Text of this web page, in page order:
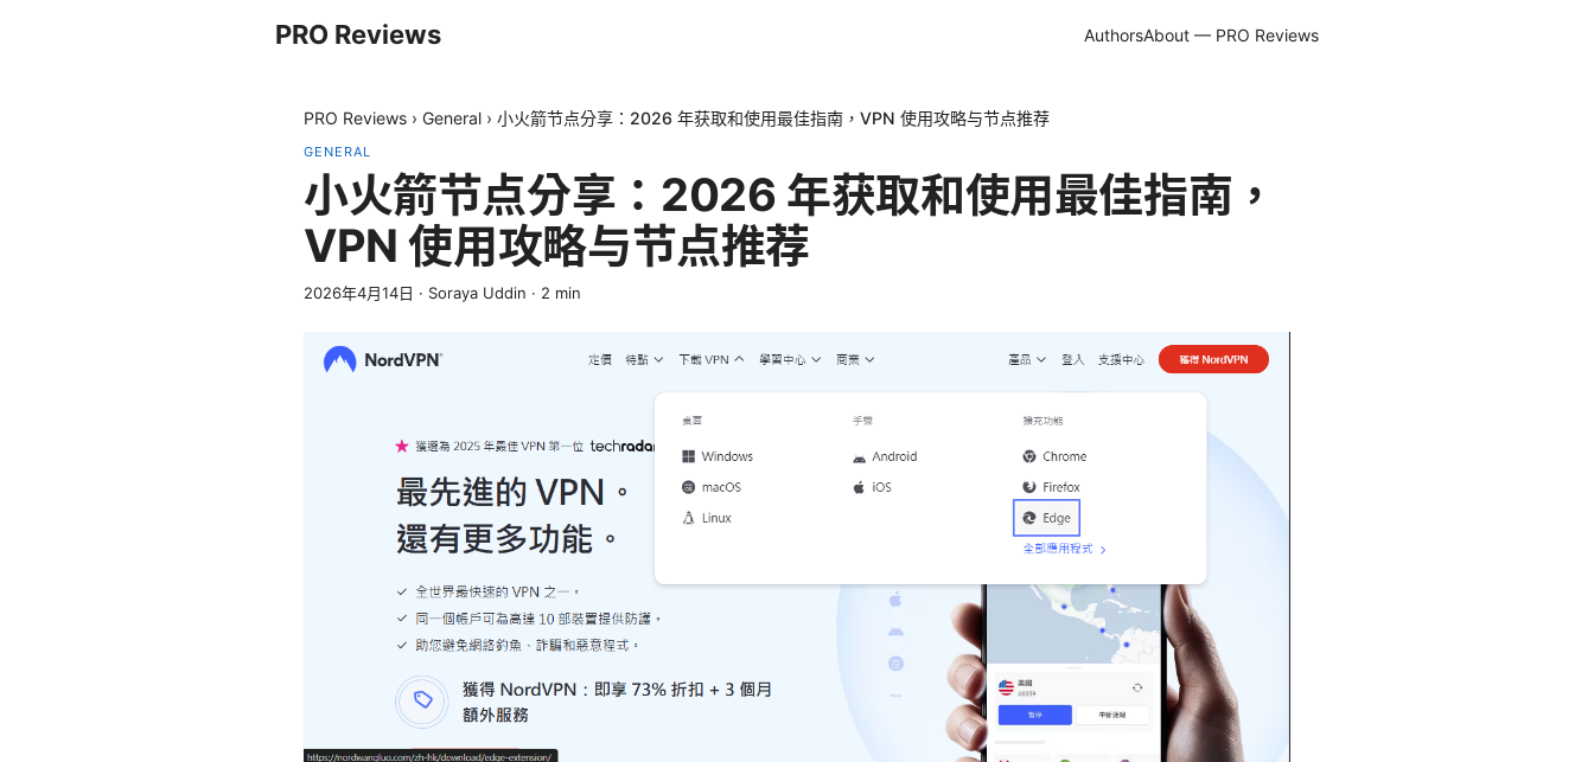
PRO Reviews AuthorsAbout — PRO Reviews
PRO Reviews › General › 小火箭节点分享：2026 年获取和使用最佳指南，VPN 使用攻略与节点推荐
GENERAL
小火箭节点分享：2026 年获取和使用最佳指南，
VPN 使用攻略与节点推荐
2026年4月14日 · Soraya Uddin · 2 min